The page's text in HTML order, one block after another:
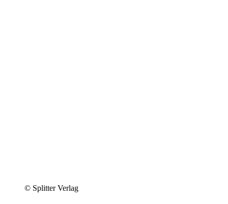
© Splitter Verlag